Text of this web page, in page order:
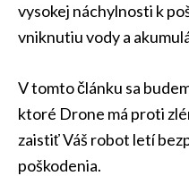
vysokej náchylnosti k
vniknutiu vody a
V tomto článku sa
ktoré Drone má proti
zaistiť Váš robot letí
poškodenia.